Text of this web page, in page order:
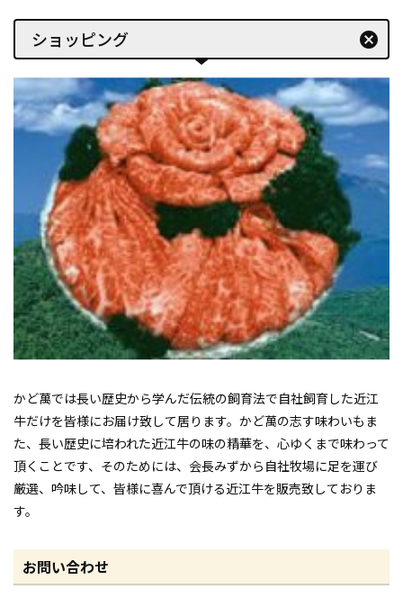
ショッピング cancel
かど萬では長い歴史から学んだ伝統の飼育法で自社飼育した近江
牛だけを皆様にお届け致して居ります。かど萬の志す味わいもま
た、長い歴史に培われた近江牛の味の精華を、心ゆくまで味わって
頂くことです、そのためには、会長みずから自社牧場に足を運び
厳選、吟味して、皆様に喜んで頂ける近江牛を販売致しておりま
す。
お問い合わせ